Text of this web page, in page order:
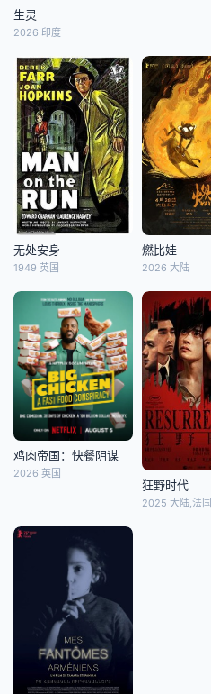
生灵
2026 印度
无处安身
1949 英国
燃比娃
2026 大陆
鸡肉帝国：快餐阴谋
2026 英国
狂野时代
2025 大陆,法国